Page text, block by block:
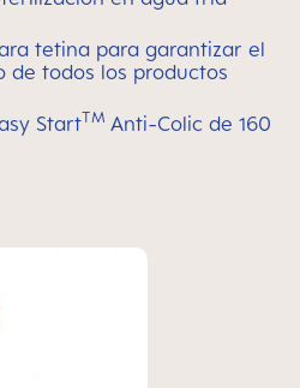
tetina para garantizar el
de todos los productos
StartTM Anti-Colic de 160